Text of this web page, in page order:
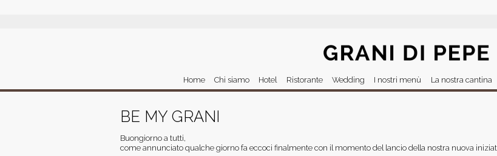
Home Chi siamo Hotel Ristorante Wedding I nostri menù La nostra cantina
BE MY GRANI
Buongiorno a tutti,
come annunciato qualche giorno fa eccoci finalmente con il momento del lancio della nostra nuova